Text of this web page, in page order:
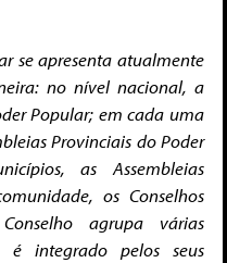
se apresenta atualmente
no nível nacional, a
Popular; em cada uma
Provinciais do Poder
as Assembleias
os Conselhos
agrupa várias
é integrado pelos seus